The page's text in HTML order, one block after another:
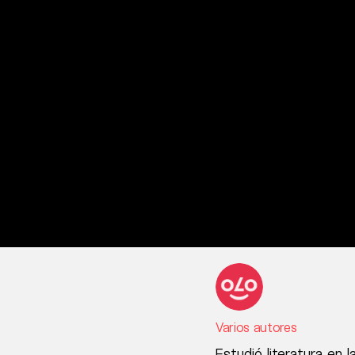
Varios autores